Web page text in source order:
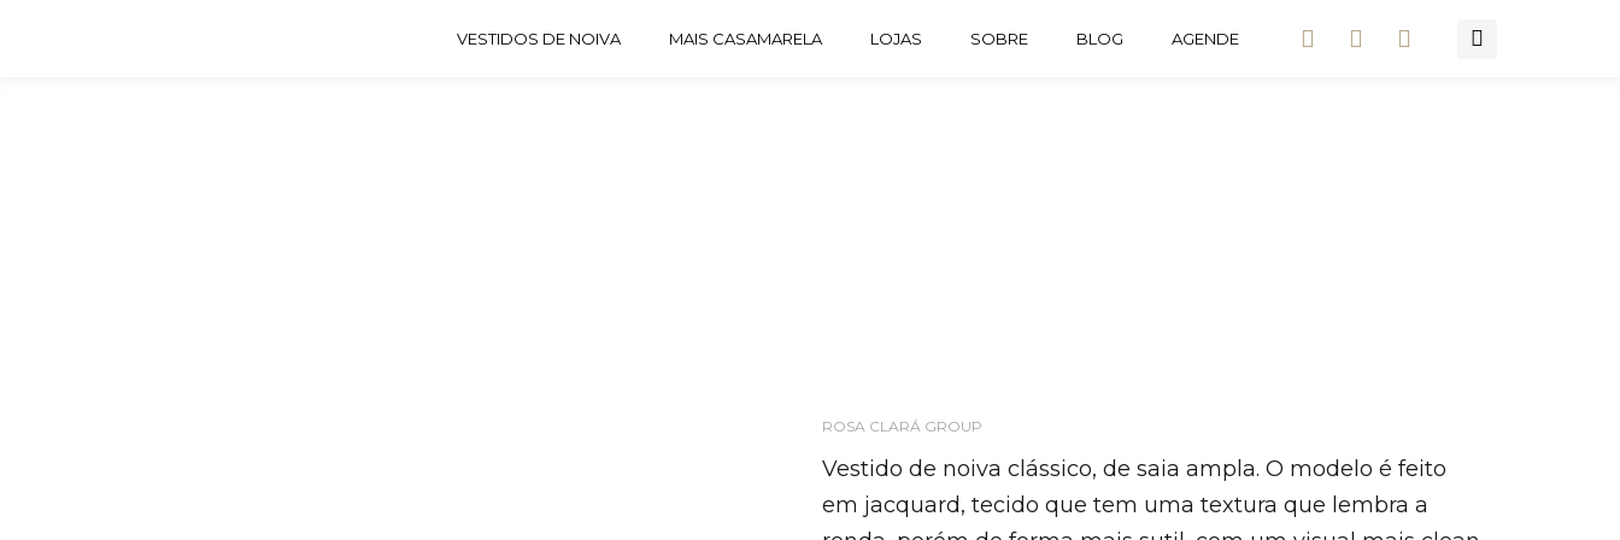
VESTIDOS DE NOIVA MAIS CASAMARELA LOJAS SOBRE BLOG AGENDE
ROSA CLARÁ GROUP
Vestido de noiva clássico, de saia ampla. O modelo é feito
em jacquard, tecido que tem uma textura que lembra a